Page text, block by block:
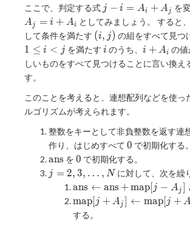
ここで、判定する式 j-
i=A
i+A
_ j
j − i = Ai + Aj を
Aj = i + Ai としてみましょう。 すると、
して条件を満たす (i,j)
(i, j) の組をすべて見つ
1 ≤ i < j を満たす i
i のうち、 i+A
_ i
i + Ai の値
しいものをすべて見つけることに言い換え
す。
このことを考えると、連想配列などを使っ
ルゴリズムが考えられます。
整数をキーとして非負整数を返す連
作り、はじめすべて 0
0 で初期化する。
\operatorname{ans}
ans を 0
0 で初期化する。
j=2,3,\ldots,N
j = 2, 3, … , N に対して、次を繰
j-A _ j\rbrack
ans ← ans +map [j − Aj
map j + Aj ← map[ j +
する。